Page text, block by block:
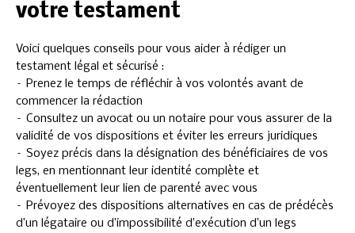
votre testament
Voici quelques conseils pour vous aider à rédiger un
testament légal et sécurisé :
– Prenez le temps de réfléchir à vos volontés avant de
commencer la rédaction
– Consultez un avocat ou un notaire pour vous assurer de la
validité de vos dispositions et éviter les erreurs juridiques
– Soyez précis dans la désignation des bénéficiaires de vos
legs, en mentionnant leur identité complète et
éventuellement leur lien de parenté avec vous
– Prévoyez des dispositions alternatives en cas de prédécès
d’un légataire ou d’impossibilité d’exécution d’un legs